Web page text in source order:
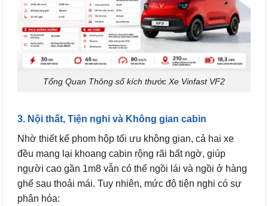
Tổng Quan Thông số kích thước Xe Vinfast VF2
3. Nội thất, Tiện nghi và Không gian cabin
Nhờ thiết kế phom hộp tối ưu không gian, cả hai xe
đều mang lại khoang cabin rộng rãi bất ngờ, giúp
người cao gần 1m8 vẫn có thể ngồi lái và ngồi ở hàng
ghế sau thoải mái. Tuy nhiên, mức độ tiện nghi có sự
phân hóa: